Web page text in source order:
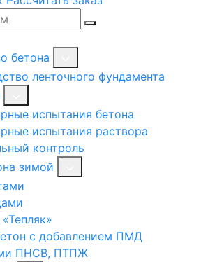
бетона
ленточного фундамента
испытания бетона
испытания раствора
контроль
зимой
с добавлением ПМД
ПНСВ, ПТПЖ